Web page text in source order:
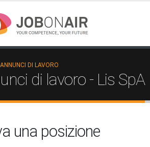
ANNUNCI DI LAVORO
di lavoro - Lis SpA
una posizione